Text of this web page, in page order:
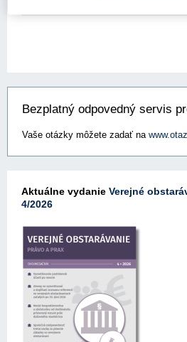
Bezplatný odpovedný servis
Vaše otázky môžete zadať na
Aktuálne vydanie Verejné
4/2026